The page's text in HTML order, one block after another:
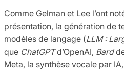
Comme Gelman et Lee l’ont
présentation, la génération de
modèles de langage (LLM :
que ChatGPTd’OpenAI, Bard
Meta, la synthèse vocale par